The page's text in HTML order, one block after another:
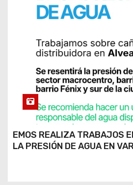
EMOS REALIZA TRABAJOS
LA PRESIÓN DE AGUA EN